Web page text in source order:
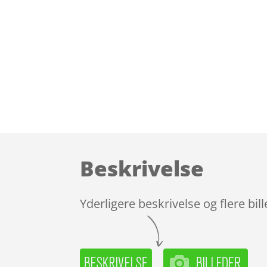
Beskrivelse
Yderligere beskrivelse og flere